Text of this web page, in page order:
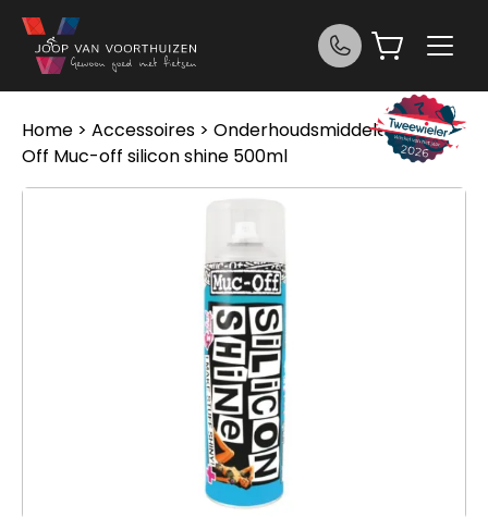
Ga naar de inhoud
Home > Accessoires > Onderhoudsmiddelen> Muc
Off Muc-off silicon shine 500ml